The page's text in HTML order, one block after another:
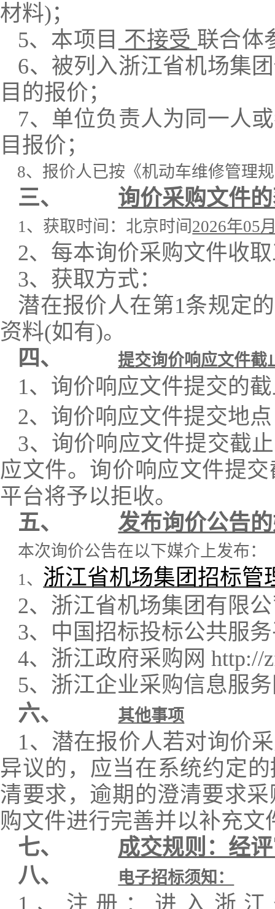
材料)；
5、 本项目 不接受 联合体
6、被列入浙江省机场集
目的报价；
7、单位负责人为同一人
目报价；
8、报价人已按《机动车维修管理
三、 询价采购文件
1、获取时间：北京时间 2026年05
2、每本询价采购文件收
3、 获取方式：
潜在报价人在第1条规定
资料(如有)。
四、
提交询价响应文件截
1、询价响应文件提交的
2、询价响应文件提交地
3、询价响应文件提交截
应文件。询价响应文件提
平台将予以拒收。
五、
发布询价公告
本次询价公告在以下媒介上发布：
1、 浙江省机场集团招标管
2、浙江省机场集团有限
3、中国招标投标公共服
4、浙江政府采购网 http://
5、浙江企业采购信息服
六、
其他事项
1、潜在报价人若对询价
异议的，应当在系统约定
清要求，逾期的澄清要求
购文件进行完善并以补充
七、
成交规则：经
八、
电子招标须知：